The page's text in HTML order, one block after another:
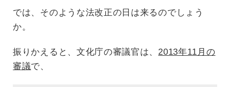
では、そのような法改正の日は来るのでしょう
か。
振りかえると、文化庁の審議官は、 2013年11月の
審議で、